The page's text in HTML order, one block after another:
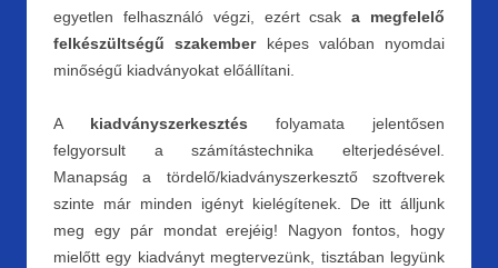
egyetlen felhasználó végzi, ezért csaka megfelelő
felkészültségű szakemberképes valóban nyomdai
minőségű kiadványokat előállítani.
A kiadványszerkesztés folyamata jelentősen
felgyorsult a számítástechnika elterjedésével.
Manapság a tördelő/kiadványszerkesztő szoftverek
szinte már minden igényt kielégítenek. De itt álljunk
meg egy pár mondat erejéig! Nagyon fontos, hogy
mielőtt egy kiadványt megtervezünk, tisztában legyünk